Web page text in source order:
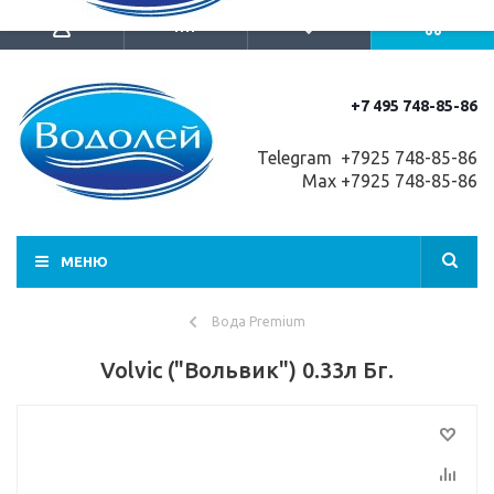
+7 495 748-85-86
Telegram +7925 748-85-86
Max +7925 748-85-86
МЕНЮ
Вода Premium
Volvic ("Вольвик") 0.33л Бг.